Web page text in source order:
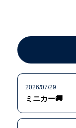
2026/07/29
ミニカー🚚